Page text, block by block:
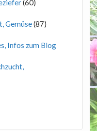
(60)
Gemüse(87)
Infos zum Blog